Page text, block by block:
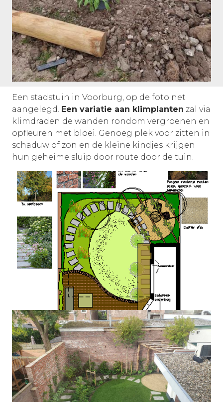
Een stadstuin in Voorburg, op de foto net
aangelegd. Een variatie aan klimplanten zal via
klimdraden de wanden rondom vergroenen en
opfleuren met bloei. Genoeg plek voor zitten in
schaduw of zon en de kleine kindjes krijgen
hun geheime sluip door route door de tuin.